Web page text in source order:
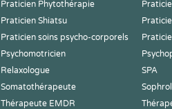
Praticien Phytothérapie
Praticien Shiatsu
Praticien soins psycho-corporels
Psychomotricien
Relaxologue SPA
Somatothérapeute
Thérapeute EMDR